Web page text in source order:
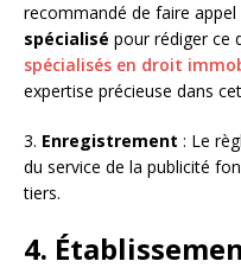
recommandé de faire appel
spécialisé pour rédiger ce
spécialisés en droit
expertise précieuse dans
3. Enregistrement : Le
du service de la publicité
tiers.
4.